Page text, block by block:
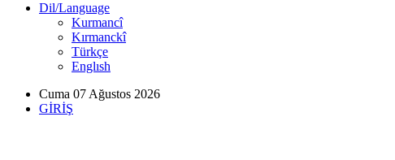
Dil/Language
Kurmancî
Kırmanckî
Türkçe
Englısh
Cuma 07 Ağustos 2026
GİRİŞ